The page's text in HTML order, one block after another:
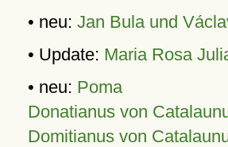
• neu: Jan Bula und
• Update: Maria Rosa
• neu: Poma
Donatianus von
Domitianus von